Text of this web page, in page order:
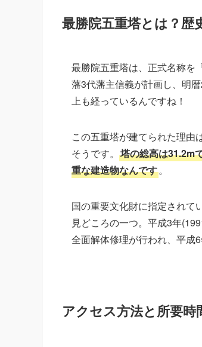
最勝院五重塔とは？歴
最勝院五重塔は、正式名称を
藩3代藩主信義が計画し、明
上も経っているんですね！
この五重塔が建てられた理由
そうです。 塔の総高は31.2m
重な建造物なんです。
国の重要文化財に指定されて
見どころの一つ。平成3年
全面解体修理が行われ、平成
アクセス方法と所要時